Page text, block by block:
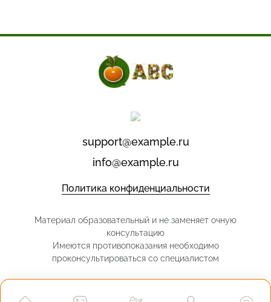
support@example.ru
info@example.ru
Политика конфиденциальности
Материал образовательный и не заменяет очную
консультацию
Имеются противопоказания необходимо
проконсультироваться со специалистом